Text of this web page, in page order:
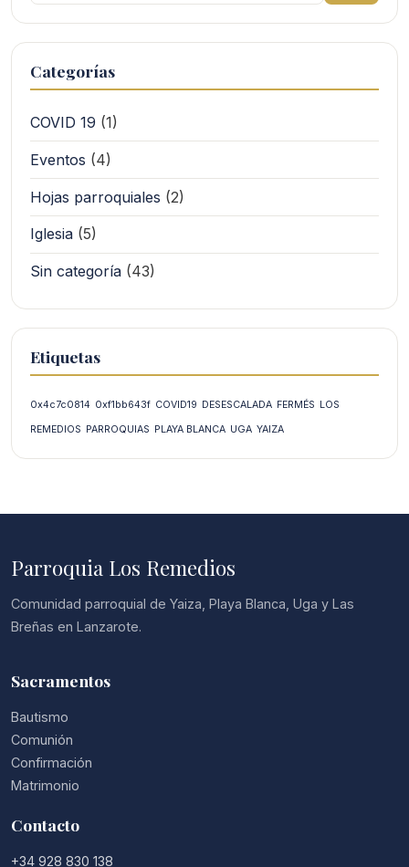
Categorías
COVID 19 (1)
Eventos (4)
Hojas parroquiales (2)
Iglesia (5)
Sin categoría (43)
Etiquetas
0x4c7c0814 0xf1bb643f COVID19 DESESCALADA FERMÉS LOS
REMEDIOS PARROQUIAS PLAYA BLANCA UGA YAIZA
Parroquia Los Remedios
Comunidad parroquial de Yaiza, Playa Blanca, Uga y Las
Breñas en Lanzarote.
Sacramentos
Bautismo
Comunión
Confirmación
Matrimonio
Contacto
+34 928 830 138